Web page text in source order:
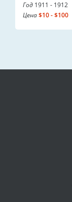
Год 1911 - 1912
Цена$10 - $100